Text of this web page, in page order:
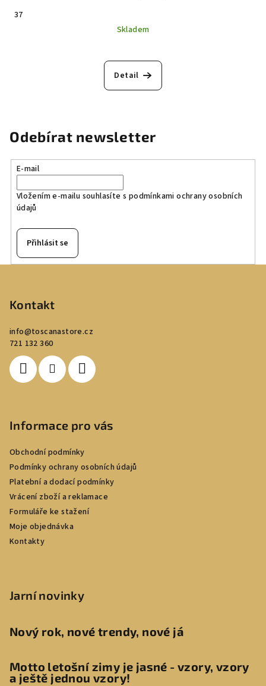
37
Skladem
Detail
Odebírat newsletter
E-mail
Vložením e-mailu souhlasíte s podmínkami ochrany osobních
údajů
Přihlásit se
Kontakt
info@toscanastore.cz
721 132 360
Informace pro vás
Obchodní podmínky
Podmínky ochrany osobních údajů
Platební a dodací podmínky
Vrácení zboží a reklamace
Formuláře ke stažení
Moje objednávka
Kontakty
Jarní novinky
Nový rok, nové trendy, nové já
Motto letošní zimy je jasné - vzory, vzory
a ještě jednou vzory!